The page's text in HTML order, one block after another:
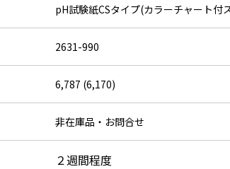
pH試験紙CSタイプ(カラーチャート付
2631-990
6,787 (6,170)
非在庫品・お問合せ
２週間程度